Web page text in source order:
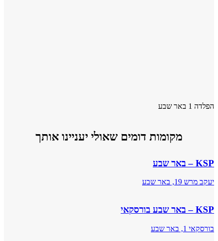
הפלדה 1 באר שבע
מקומות דומים שאולי יעניינו אותך
KSP – באר שבע
יעקב מרש 19, באר שבע
KSP – באר שבע בורסקאי
בורסקאי 1, באר שבע